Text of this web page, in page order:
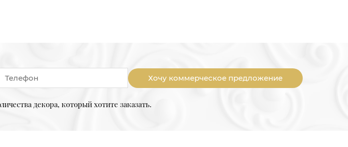
Хочу коммерческое предложение
декора, который хотите заказать.